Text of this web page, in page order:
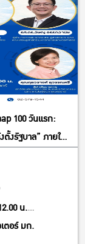
อ คลิก >>
100 วันแรก:
งรัฐบาล” ภายใต้
ตร์ The 64th
Society:
น.
ตอร์ มก.